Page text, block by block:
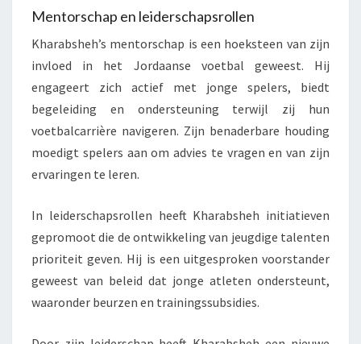
Mentorschap en leiderschapsrollen
Kharabsheh’s mentorschap is een hoeksteen van zijn
invloed in het Jordaanse voetbal geweest. Hij
engageert zich actief met jonge spelers, biedt
begeleiding en ondersteuning terwijl zij hun
voetbalcarrière navigeren. Zijn benaderbare houding
moedigt spelers aan om advies te vragen en van zijn
ervaringen te leren.
In leiderschapsrollen heeft Kharabsheh initiatieven
gepromoot die de ontwikkeling van jeugdige talenten
prioriteit geven. Hij is een uitgesproken voorstander
geweest van beleid dat jonge atleten ondersteunt,
waaronder beurzen en trainingssubsidies.